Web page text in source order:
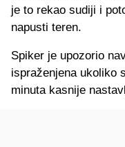
je to rekao sudiji i
napusti teren.
Spiker je upozorio
ispraženjena ukoliko
minuta kasnije